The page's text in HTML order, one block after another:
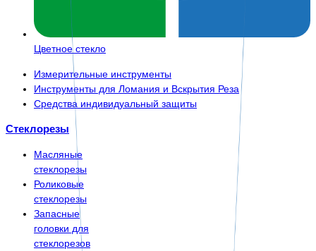
Цветное стекло
Измерительные инструменты
Инструменты для Ломания и Вскрытия Реза
Средства индивидуальный защиты
Стеклорезы
Масляные
стеклорезы
Роликовые
стеклорезы
Запасные
головки для
стеклорезов